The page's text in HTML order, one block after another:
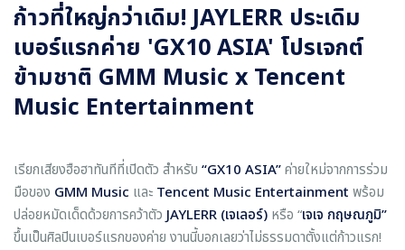
ก้าวที่ใหญ่กว่าเดิม! JAYLERR ประเดิม
เบอร์แรกค่าย 'GX10 ASIA' โปรเจกต์
ข้ามชาติ GMM Music x Tencent
Music Entertainment
เรียกเสียงฮือฮาทันทีที่เปิดตัว สำหรับ “GX10 ASIA”ค่ายใหม่จากการร่วม
มือของ GMM Music และ Tencent Music Entertainment พร้อม
ปล่อยหมัดเด็ดด้วยการคว้าตัว JAYLERR (เจเลอร์) หรือ “เจเจ กฤษณภูมิ”
ขึ้นเป็นศิลปินเบอร์แรกของค่าย งานนี้บอกเลยว่าไม่ธรรมดาตั้งแต่ก้าวแรก!